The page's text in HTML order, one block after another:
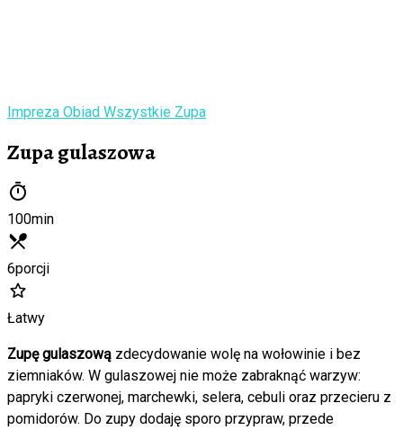
Impreza Obiad Wszystkie Zupa
Zupa gulaszowa
100min
6porcji
Łatwy
Zupę gulaszową zdecydowanie wolę na wołowinie i bez
ziemniaków. W gulaszowej nie może zabraknąć warzyw:
papryki czerwonej, marchewki, selera, cebuli oraz przecieru z
pomidorów. Do zupy dodaję sporo przypraw, przede